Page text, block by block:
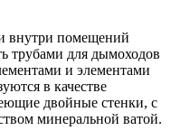
внутри помещений
трубами для дымоходов
и элементами
в качестве
двойные стенки, с
минеральной ватой.